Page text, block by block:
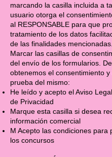
marcando la casilla incluida a
usuario otorga el
al RESPONSABLE para que
tratamiento de los datos
de las finalidades mencionadas.
Marcar las casillas de
del envío de los formularios.
obtenemos el consentimiento y
prueba del mismo:
He leído y acepto el Aviso
de Privacidad
Marque esta casilla si desea
información comercial
M Acepto las condiciones para
los concursos